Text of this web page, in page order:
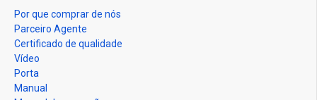
Por que comprar de nós
Parceiro Agente
Certificado de qualidade
Vídeo
Porta
Manual